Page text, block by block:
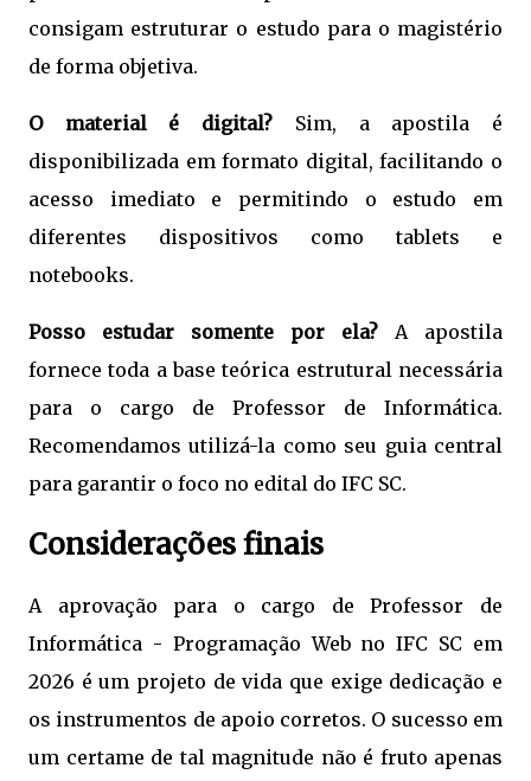
consigam estruturar o estudo para o magistério
de forma objetiva.
O material é digital? Sim, a apostila é
disponibilizada em formato digital, facilitando o
acesso imediato e permitindo o estudo em
diferentes dispositivos como tablets e
notebooks.
Posso estudar somente por ela? A apostila
fornece toda a base teórica estrutural necessária
para o cargo de Professor de Informática.
Recomendamos utilizá-la como seu guia central
para garantir o foco no edital do IFC SC.
Considerações finais
A aprovação para o cargo de Professor de
Informática - Programação Web no IFC SC em
2026 é um projeto de vida que exige dedicação e
os instrumentos de apoio corretos. O sucesso em
um certame de tal magnitude não é fruto apenas